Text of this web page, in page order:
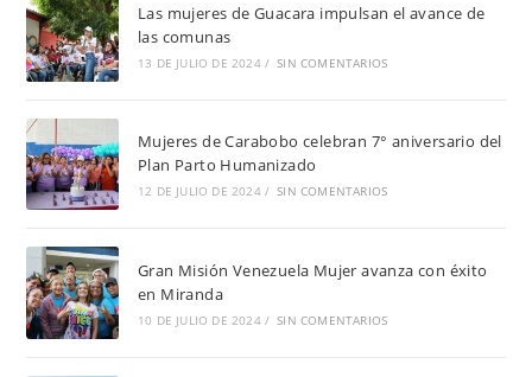
Las mujeres de Guacara impulsan el avance de
las comunas
13 DE JULIO DE 2024 / SIN COMENTARIOS
Mujeres de Carabobo celebran 7° aniversario del
Plan Parto Humanizado
12 DE JULIO DE 2024 / SIN COMENTARIOS
Gran Misión Venezuela Mujer avanza con éxito
en Miranda
10 DE JULIO DE 2024 / SIN COMENTARIOS